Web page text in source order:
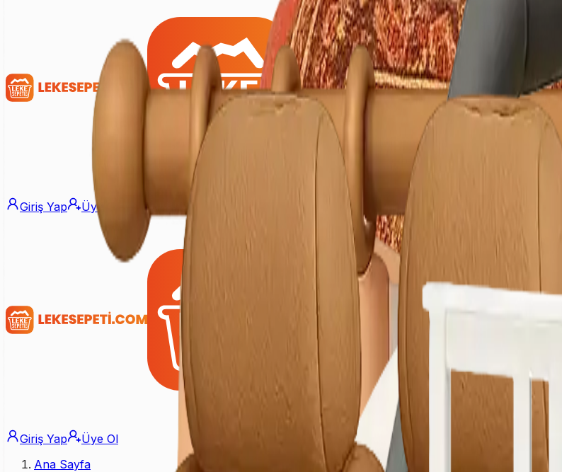
Giriş Yap Üye Ol
Giriş Yap
Üye Ol
Ana Sayfa